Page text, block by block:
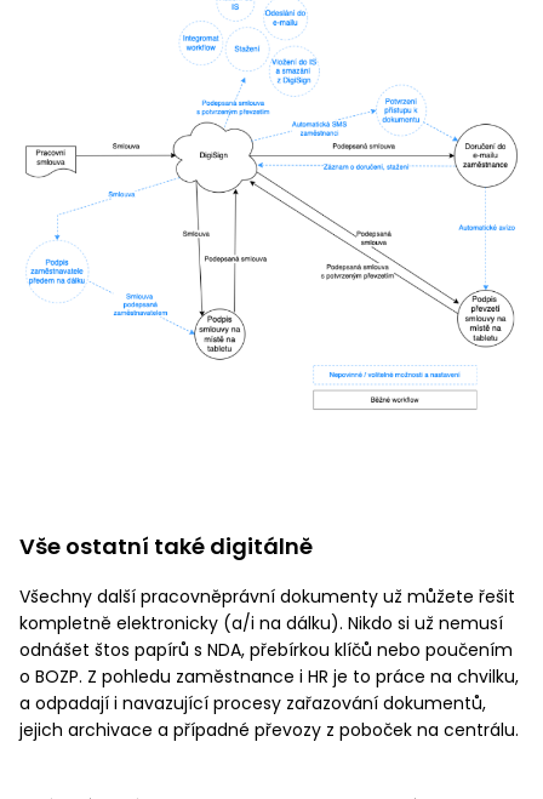
Vše ostatní také digitálně
Všechny další pracovněprávní dokumenty už můžete řešit
kompletně elektronicky (a/i na dálku). Nikdo si už nemusí
odnášet štos papírů s NDA, přebírkou klíčů nebo poučením
o BOZP. Z pohledu zaměstnance i HR je to práce na chvilku,
a odpadají i navazující procesy zařazování dokumentů,
jejich archivace a případné převozy z poboček na centrálu.